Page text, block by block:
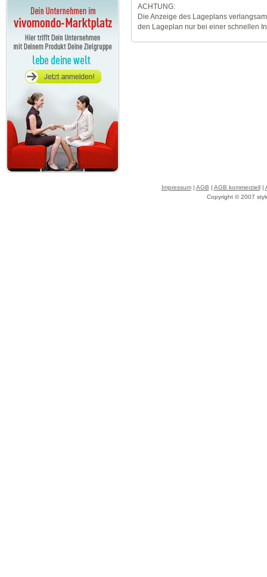
ACHTUNG:
Die Anzeige des Lageplans
den Lageplan nur bei einer schnellen
Impressum| AGB | AGB kommerziell|
Copyright © 2007